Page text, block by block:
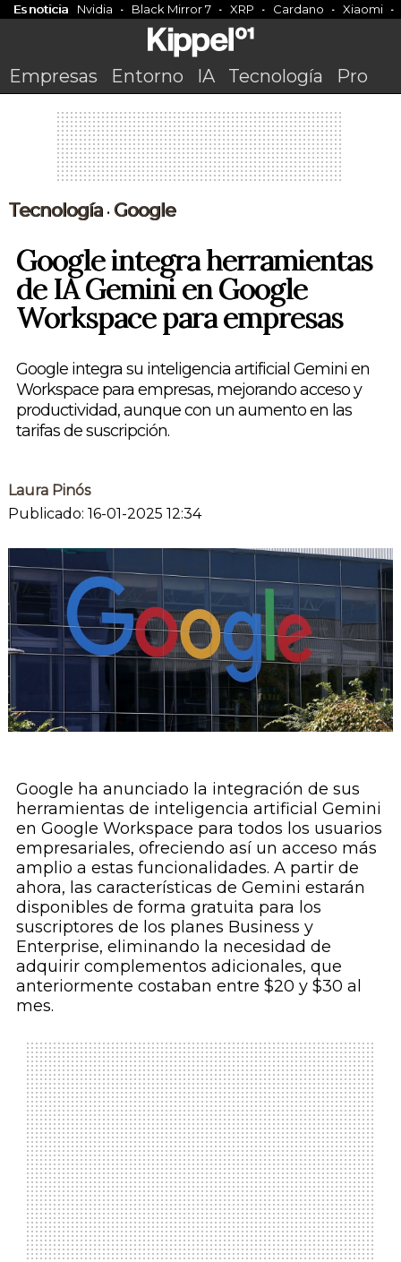
Es noticia Nvidia Black Mirror 7 XRP Cardano Xiaomi
Empresas Entorno IA Tecnología Pro
Tecnología• Google
Google integra herramientas
de IA Gemini en Google
Workspace para empresas
Google integra su inteligencia artificial Gemini en
Workspace para empresas, mejorando acceso y
productividad, aunque con un aumento en las
tarifas de suscripción.
Laura Pinós
Publicado: 16-01-2025 12:34
Google ha anunciado la integración de sus
herramientas de inteligencia artificial Gemini
en Google Workspace para todos los usuarios
empresariales, ofreciendo así un acceso más
amplio a estas funcionalidades. A partir de
ahora, las características de Gemini estarán
disponibles de forma gratuita para los
suscriptores de los planes Business y
Enterprise, eliminando la necesidad de
adquirir complementos adicionales, que
anteriormente costaban entre $20 y $30 al
mes.